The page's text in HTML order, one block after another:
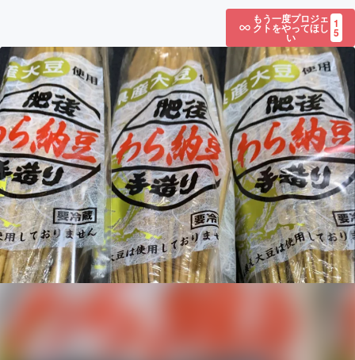
もう一度プロジェ
クトをやってほし
い
1
5